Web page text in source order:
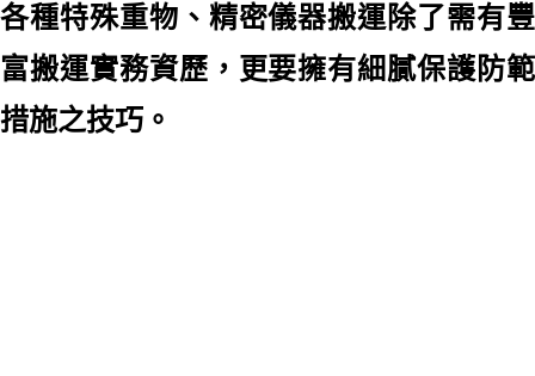
各種特殊重物、精密儀器搬運除了需有豐
富搬運實務資歷，更要擁有細膩保護防範
措施之技巧。